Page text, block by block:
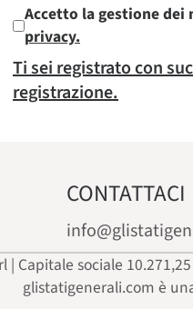
Accetto la gestione
privacy.
Ti sei registrato con
registrazione.
CONTATTACI
| Capitale sociale
glistatigenerali.com è